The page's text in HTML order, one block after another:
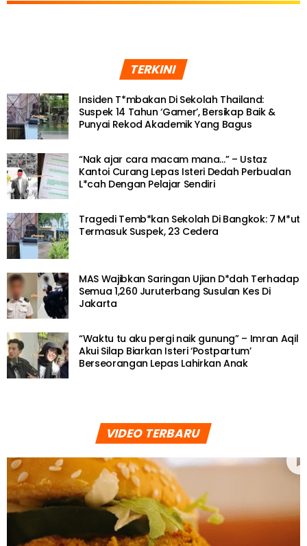
TERKINI
Insiden T*mbakan Di Sekolah Thailand:
Suspek 14 Tahun ‘Gamer’, Bersikap Baik &
Punyai Rekod Akademik Yang Bagus
“Nak ajar cara macam mana…” – Ustaz
Kantoi Curang Lepas Isteri Dedah Perbualan
L*cah Dengan Pelajar Sendiri
Tragedi Temb*kan Sekolah Di Bangkok: 7 M*ut
Termasuk Suspek, 23 Cedera
MAS Wajibkan Saringan Ujian D*dah Terhadap
Semua 1,260 Juruterbang Susulan Kes Di
Jakarta
“Waktu tu aku pergi naik gunung” – Imran Aqil
Akui Silap Biarkan Isteri ‘Postpartum’
Berseorangan Lepas Lahirkan Anak
VIDEO TERBARU